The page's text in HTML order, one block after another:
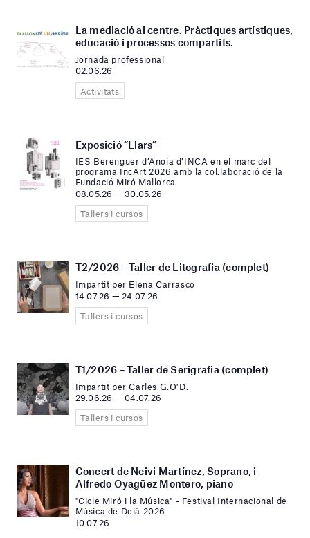
La mediació al centre. Pràctiques artístiques,
educació i processos compartits.
Jornada professional
02.06.26
Activitats
Exposició “Llars”
IES Berenguer d’Anoia d’INCA en el marc del
programa IncArt 2026 amb la col.laboració de la
Fundació Miró Mallorca
08.05.26 — 30.05.26
Tallers i cursos
T2/2026 – Taller de Litografia (complet)
Impartit per Elena Carrasco
14.07.26 — 24.07.26
Tallers i cursos
T1/2026 – Taller de Serigrafia (complet)
Impartit per Carles G.O’D.
29.06.26 — 04.07.26
Tallers i cursos
Concert de Neivi Martínez, Soprano, i
Alfredo Oyagüez Montero, piano
"Cicle Miró i la Música" - Festival Internacional de
Música de Deià 2026
10.07.26